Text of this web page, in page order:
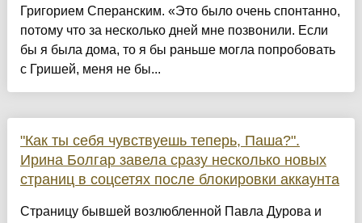
Григорием Сперанским. «Это было очень спонтанно,
потому что за несколько дней мне позвонили. Если
бы я была дома, то я бы раньше могла попробовать
с Гришей, меня не бы...
"Как ты себя чувствуешь теперь, Паша?".
Ирина Болгар завела сразу несколько новых
страниц в соцсетях после блокировки аккаунта
Страницу бывшей возлюбленной Павла Дурова и